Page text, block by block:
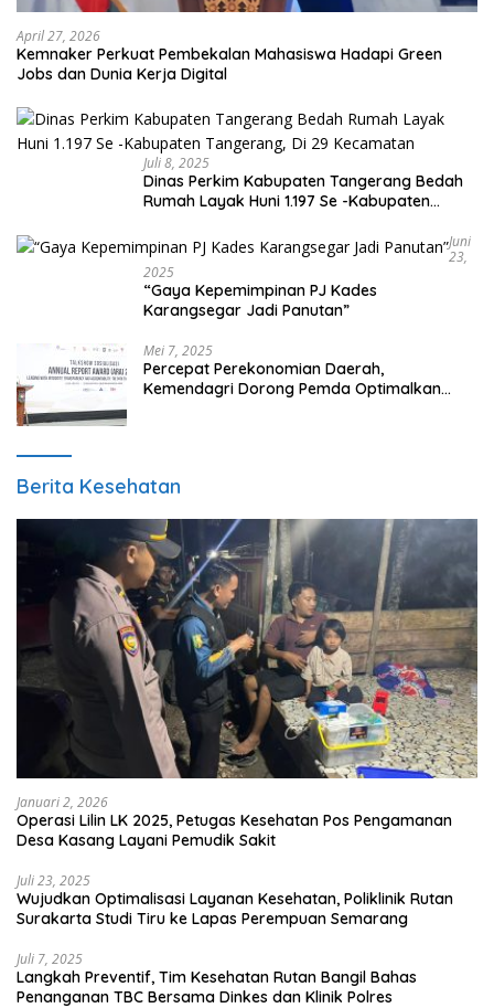
April 27, 2026
Kemnaker Perkuat Pembekalan Mahasiswa Hadapi Green
Jobs dan Dunia Kerja Digital
Juli 8, 2025
Dinas Perkim Kabupaten Tangerang Bedah
Rumah Layak Huni 1.197 Se -Kabupaten
Juni
23,
2025
“Gaya Kepemimpinan PJ Kades
Karangsegar Jadi Panutan”
Mei 7, 2025
Percepat Perekonomian Daerah,
Kemendagri Dorong Pemda Optimalkan
Berita Kesehatan
Januari 2, 2026
Operasi Lilin LK 2025, Petugas Kesehatan Pos Pengamanan
Desa Kasang Layani Pemudik Sakit
Juli 23, 2025
Wujudkan Optimalisasi Layanan Kesehatan, Poliklinik Rutan
Surakarta Studi Tiru ke Lapas Perempuan Semarang
Juli 7, 2025
Langkah Preventif, Tim Kesehatan Rutan Bangil Bahas
Penanganan TBC Bersama Dinkes dan Klinik Polres